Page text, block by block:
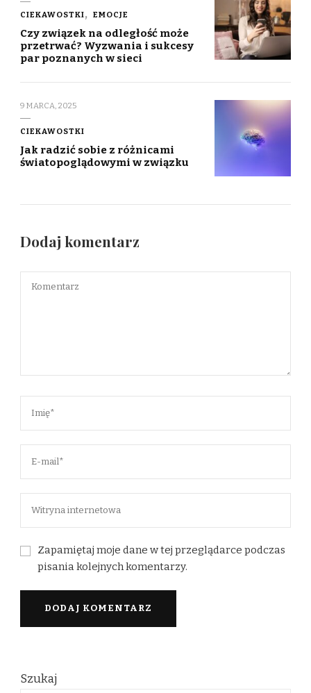
CIEKAWOSTKI EMOCJE
Czy związek na odległość może
przetrwać? Wyzwania i sukcesy
par poznanych w sieci
9 MARCA, 2025
CIEKAWOSTKI
Jak radzić sobie z różnicami
światopoglądowymi w związku
Dodaj komentarz
Zapamiętaj moje dane w tej przeglądarce podczas
pisania kolejnych komentarzy.
Szukaj